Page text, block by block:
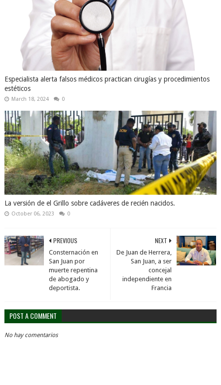
Especialista alerta falsos médicos practican cirugías y procedimientos
estéticos
March 18, 2024 0
La versión de el Grillo sobre cadáveres de recién nacidos.
October 06, 2023 0
NEXT
De Juan de Herrera,
San Juan, a ser
concejal
independiente en
Francia
PREVIOUS
Consternación en
San Juan por
muerte repentina
de abogado y
deportista.
POST A COMMENT
No hay comentarios